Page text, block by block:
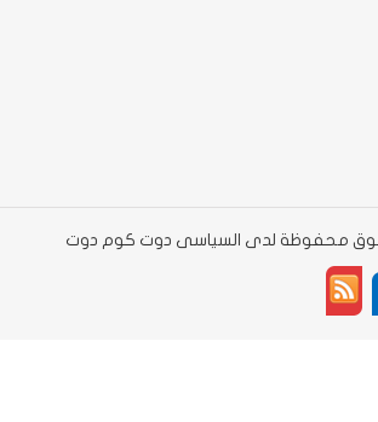
محفوظة لدى السياسى دوت كوم دوت